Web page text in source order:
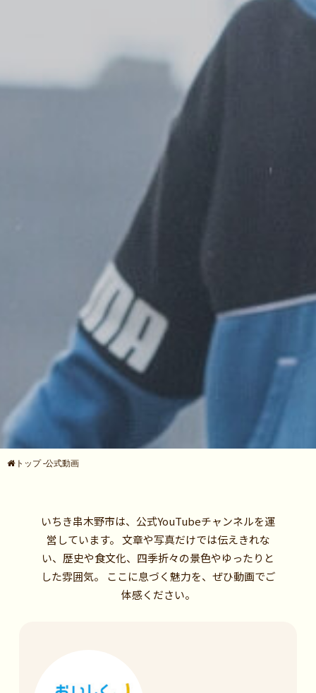
トップ -公式動画
いちき串木野市は、公式YouTubeチャンネルを運
営しています。 文章や写真だけでは伝えきれな
い、歴史や食文化、四季折々の景色やゆったりと
した雰囲気。
ここに息づく魅力を、ぜひ動画でご
体感ください。